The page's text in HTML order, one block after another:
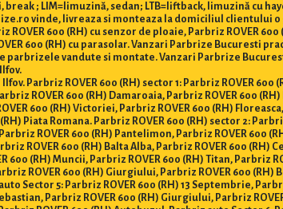
break ; LIM=limuzină, sedan; LTB=liftback, limuzină cu
vinde, livreaza si monteaza la domiciliul clientului
ROVER 600 (RH) cu senzor de ploaie, Parbriz ROVER
600 (RH) cu parasolar. Vanzari Parbrize Bucuresti
vandute si montate. Vanzari Parbrize
Parbriz ROVER 600 (RH) sector 1: Parbriz ROVER 600
ROVER 600 (RH) Damaroaia, Parbriz ROVER 600
600 (RH) Victoriei, Parbriz ROVER 600 (RH)
Piata Romana. Parbriz ROVER 600 (RH) sector 2:
ROVER 600 (RH) Pantelimon, Parbriz ROVER 600
ROVER 600 (RH) Balta Alba, Parbriz ROVER 600 (RH)
600 (RH) Muncii, Parbriz ROVER 600 (RH) Titan, Parbriz
ROVER 600 (RH) Giurgiului, Parbriz ROVER 600
Sector 5: Parbriz ROVER 600 (RH) 13 Septembrie,
Parbriz ROVER 600 (RH) Giurgiului, Parbriz